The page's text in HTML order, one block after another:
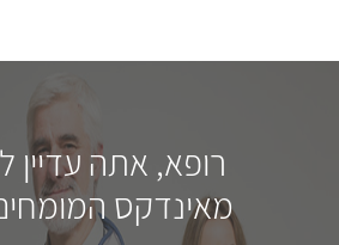
רופא, אתה עדיין
מאינדקס